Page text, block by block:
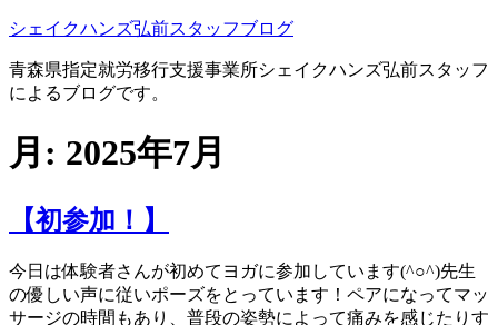
コ
テ
ン
へ
ス
プ
シェイクハンズ弘前スタッフブログ
青森県指定就労移行支援事業所シェイクハンズ弘前スタッフ
によるブログです。
月: 2025年7月
【初参加！】
今日は体験者さんが初めてヨガに参加しています(^○^)先生
の優しい声に従いポーズをとっています！ペアになってマッ
サージの時間もあり、普段の姿勢によって痛みを感じたりす